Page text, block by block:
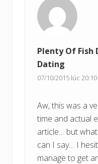
Plenty Of Fish
Dating
07/10/2015 lúc 20:10
Aw, this was a
time and actual
article… but what
can I say… I
manage to get